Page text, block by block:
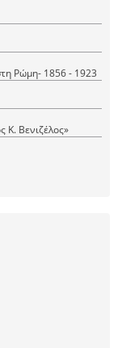
Κορομηλάς, Λάμπρος- Πρεσβευτής της Ελλάδας στη Ρώμη- 1856 - 1923
Κ. Βενιζέλος»